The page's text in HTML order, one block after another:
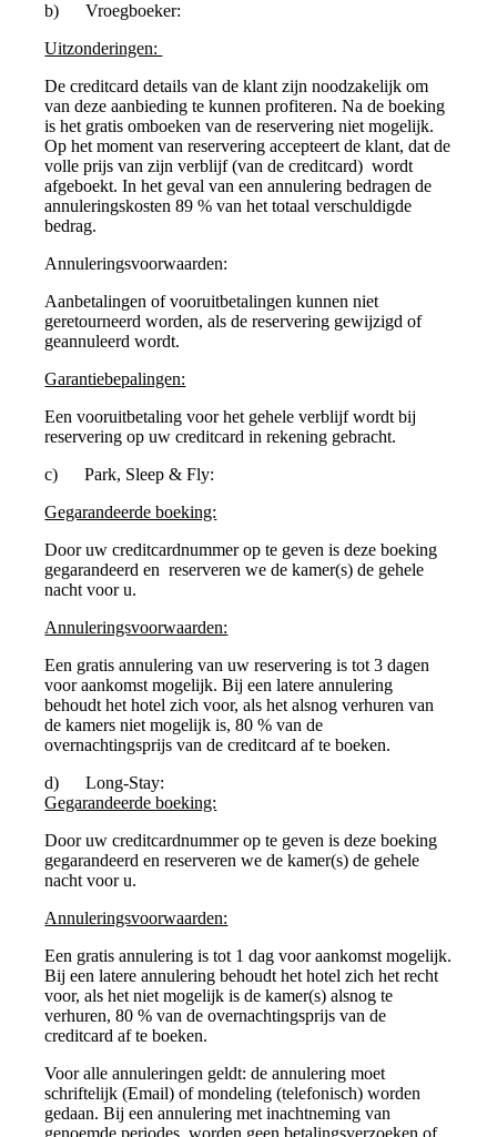
b) Vroegboeker:
Uitzonderingen:
De creditcard details van de klant zijn noodzakelijk om
van deze aanbieding te kunnen profiteren. Na de boeking
is het gratis omboeken van de reservering niet mogelijk.
Op het moment van reservering accepteert de klant, dat de
volle prijs van zijn verblijf (van de creditcard) wordt
afgeboekt. In het geval van een annulering bedragen de
annuleringskosten 89 % van het totaal verschuldigde
bedrag.
Annuleringsvoorwaarden:
Aanbetalingen of vooruitbetalingen kunnen niet
geretourneerd worden, als de reservering gewijzigd of
geannuleerd wordt.
Garantiebepalingen:
Een vooruitbetaling voor het gehele verblijf wordt bij
reservering op uw creditcard in rekening gebracht.
c) Park, Sleep & Fly:
Gegarandeerde boeking:
Door uw creditcardnummer op te geven is deze boeking
gegarandeerd en reserveren we de kamer(s) de gehele
nacht voor u.
Annuleringsvoorwaarden:
Een gratis annulering van uw reservering is tot 3 dagen
voor aankomst mogelijk. Bij een latere annulering
behoudt het hotel zich voor, als het alsnog verhuren van
de kamers niet mogelijk is, 80 % van de
overnachtingsprijs van de creditcard af te boeken.
d) Long-Stay:
Gegarandeerde boeking:
Door uw creditcardnummer op te geven is deze boeking
gegarandeerd en reserveren we de kamer(s) de gehele
nacht voor u.
Annuleringsvoorwaarden:
Een gratis annulering is tot 1 dag voor aankomst mogelijk.
Bij een latere annulering behoudt het hotel zich het recht
voor, als het niet mogelijk is de kamer(s) alsnog te
verhuren, 80 % van de overnachtingsprijs van de
creditcard af te boeken.
Voor alle annuleringen geldt: de annulering moet
schriftelijk (Email) of mondeling (telefonisch) worden
gedaan. Bij een annulering met inachtneming van
genoemde periodes worden geen betalingsverzoeken of